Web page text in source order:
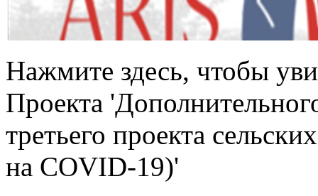
Нажмите здесь, чтобы
Проекта
третьего проекта
на COVID-19)'